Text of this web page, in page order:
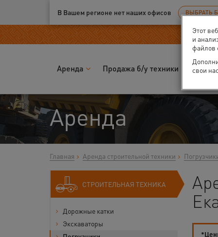
Ваш город:Екатеринбург
В Вашем регионе нет наших офисов ВЫБРАТЬ
Аренда Продажа б/у техники
Аренда
Главная Аренда строительной техники
СТРОИТЕЛЬНАЯ ТЕХНИКА
Дорожные катки
Экскаваторы
Этот
и
файлов
свои